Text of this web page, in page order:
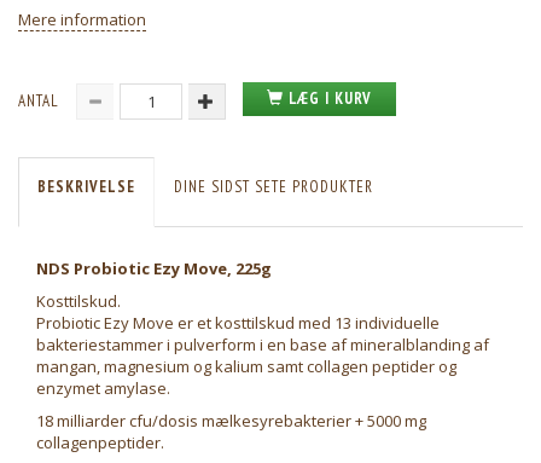
Mere information
ANTAL LÆG I KURV
BESKRIVELSE DINE SIDST SETE PRODUKTER
NDS Probiotic Ezy Move, 225g
Kosttilskud.
Probiotic Ezy Move er et kosttilskud med 13 individuelle
bakteriestammer i pulverform i en base af mineralblanding af
mangan, magnesium og kalium samt collagen peptider og
enzymet amylase.
18 milliarder cfu/dosis mælkesyrebakterier + 5000 mg
collagenpeptider.